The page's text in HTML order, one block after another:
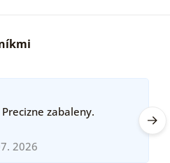
zabaleny.
2026